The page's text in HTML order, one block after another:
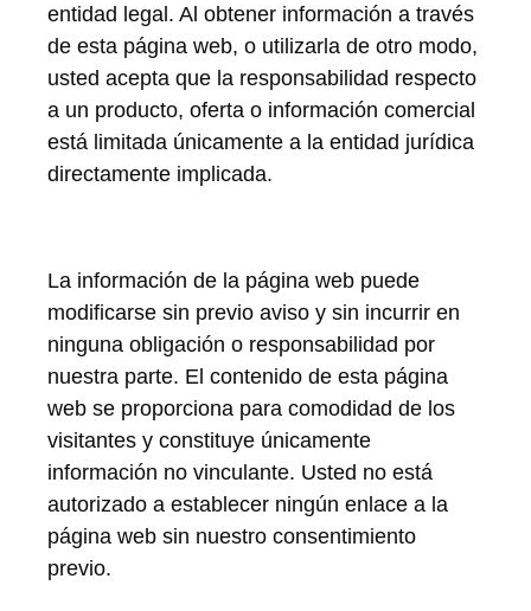
entidad legal. Al obtener información a través
de esta página web, o utilizarla de otro modo,
usted acepta que la responsabilidad respecto
a un producto, oferta o información comercial
está limitada únicamente a la entidad jurídica
directamente implicada.
La información de la página web puede
modificarse sin previo aviso y sin incurrir en
ninguna obligación o responsabilidad por
nuestra parte. El contenido de esta página
web se proporciona para comodidad de los
visitantes y constituye únicamente
información no vinculante. Usted no está
autorizado a establecer ningún enlace a la
página web sin nuestro consentimiento
previo.